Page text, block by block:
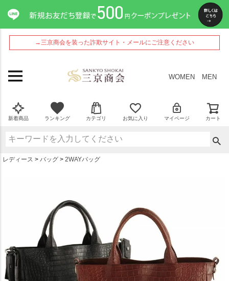
→三京商会を装った詐欺サイト・メールにご注意ください
WOMEN MEN
新着商品 ランキング カテゴリ お気に入り マイページ カート
レディース バッグ 2WAYバッグ
ペー
ジト
ップ
へ